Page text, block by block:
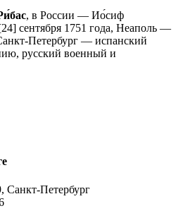
, в России — Ио́сиф
сентября 1751 года, Неаполь —
Петербург — испанский
русский военный и
Санкт-Петербург